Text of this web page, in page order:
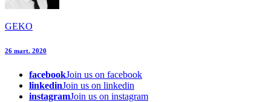
GEKO
26 mart. 2020
facebookJoin us on facebook
linkedinJoin us on linkedin
instagramJoin us on instagram